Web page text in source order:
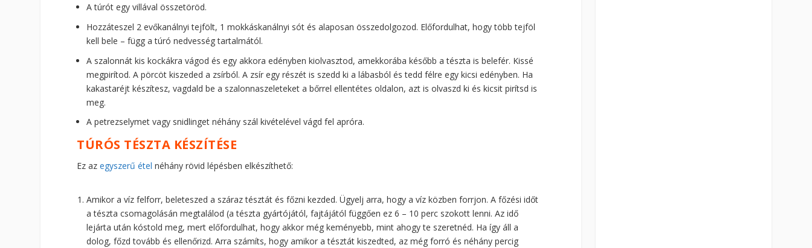
A túrót egy villával összetöröd.
Hozzáteszel 2 evőkanálnyi tejfölt, 1 mokkáskanálnyi sót és alaposan összedolgozod. Előfordulhat, hogy több tejföl
kell bele – függ a túró nedvesség tartalmától.
A szalonnát kis kockákra vágod és egy akkora edényben kiolvasztod, amekkorába később a tészta is belefér. Kissé
megpirítod. A pörcöt kiszeded a zsírból. A zsír egy részét is szedd ki a lábasból és tedd félre egy kicsi edényben. Ha
kakastaréjt készítesz, vagdald be a szalonnaszeleteket a bőrrel ellentétes oldalon, azt is olvaszd ki és kicsit pirítsd is
meg.
A petrezselymet vagy snidlinget néhány szál kivételével vágd fel apróra.
TÚRÓS TÉSZTA KÉSZÍTÉSE
Ez azegyszerű étel néhány rövid lépésben elkészíthető:
Amikor a víz felforr, beleteszed a száraz tésztát és főzni kezded. Ügyelj arra, hogy a víz közben forrjon. A főzési időt
a tészta csomagolásán megtalálod (a tészta gyártójától, fajtájától függően ez 6 – 10 perc szokott lenni. Az idő
lejárta után kóstold meg, mert előfordulhat, hogy akkor még keményebb, mint ahogy te szeretnéd. Ha így áll a
dolog, főzd tovább és ellenőrizd. Arra számíts, hogy amikor a tésztát kiszedted, az még forró és néhány percig